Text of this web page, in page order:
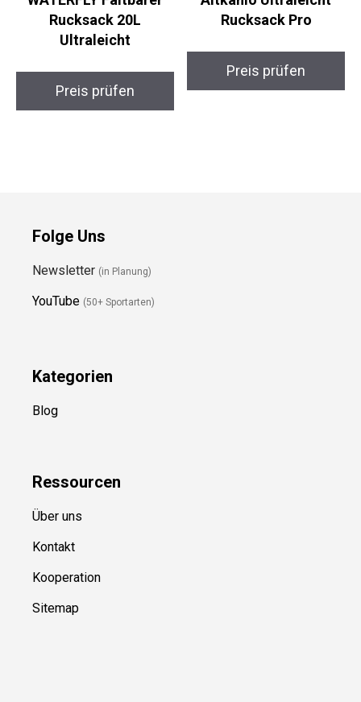
WATERFLY Faltbarer
Ultraleicht
Rucksack Pro
Folge Uns
Newsletter (in Planung)
Kategorien
Ressource
Über uns
Kontakt
Kooperation